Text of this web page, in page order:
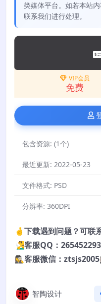
类媒体平台。如若本站
联系我们进行处理。
VIP会员
免费
包含资源: (1个)
最近更新: 2022-05-23
文件格式: PSD
分辨率: 360DPI
🤞下载遇到问题？可联
🧏‍♂️客服QQ：
🕵️‍♀️客服微信：
智陶设计